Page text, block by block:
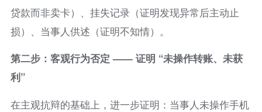
贷款而非卖卡）、挂失记录（证明发现异常后主动止
损）、当事人供述（证明不知情）。
第二步：客观行为否定 —— 证明 “未操作转账、未获
利”
在主观抗辩的基础上，进一步证明：当事人未操作手机